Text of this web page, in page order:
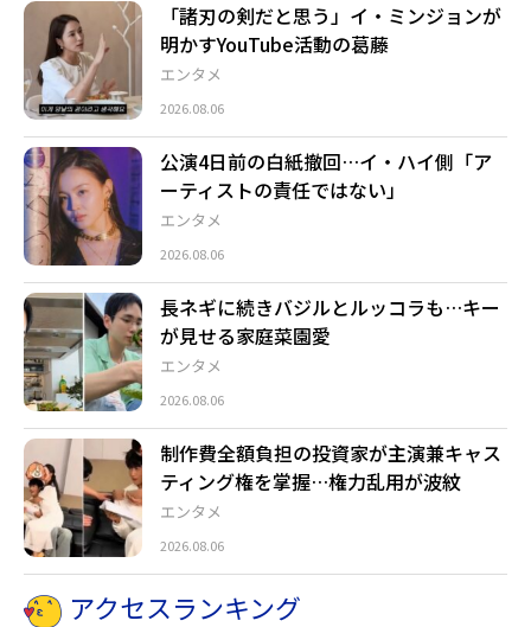
エンタメ
「諸刃の剣だと思う」イ・ミンジョンが
明かすYouTube活動の葛藤
2026.08.06
エンタメ
公演4日前の白紙撤回…イ・ハイ側「ア
ーティストの責任ではない」
2026.08.06
エンタメ
長ネギに続きバジルとルッコラも…キー
が見せる家庭菜園愛
2026.08.06
エンタメ
制作費全額負担の投資家が主演兼キャス
ティング権を掌握…権力乱用が波紋
2026.08.06
アクセスランキング